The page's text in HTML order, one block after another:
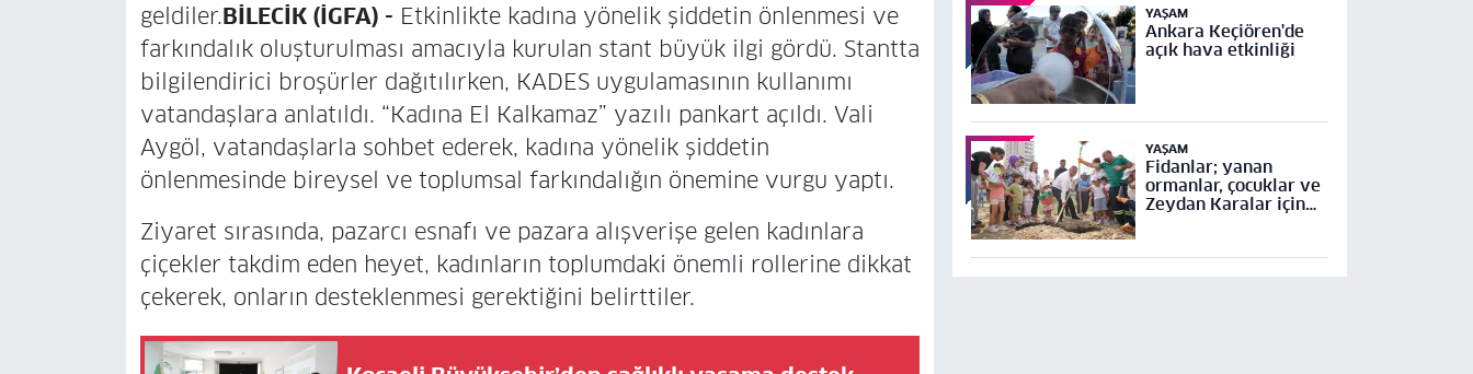
geldiler.BİLECİK (İGFA) - Etkinlikte kadına yönelik şiddetin önlenmesi ve
farkındalık oluşturulması amacıyla kurulan stant büyük ilgi gördü. Stantta
bilgilendirici broşürler dağıtılırken, KADES uygulamasının kullanımı
vatandaşlara anlatıldı. “Kadına El Kalkamaz” yazılı pankart açıldı. Vali
Aygöl, vatandaşlarla sohbet ederek, kadına yönelik şiddetin
önlenmesinde bireysel ve toplumsal farkındalığın önemine vurgu yaptı.
Ziyaret sırasında, pazarcı esnafı ve pazara alışverişe gelen kadınlara
çiçekler takdim eden heyet, kadınların toplumdaki önemli rollerine dikkat
çekerek, onların desteklenmesi gerektiğini belirttiler.
YAŞAM
Ankara Keçiören'de
açık hava etkinliği
YAŞAM
Fidanlar; yanan
ormanlar, çocuklar ve
Zeydan Karalar için